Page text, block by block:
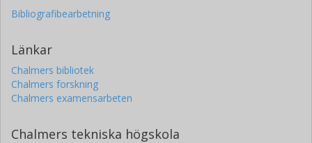
Bibliografibearbetning
Länkar
Chalmers bibliotek
Chalmers forskning
Chalmers examensarbeten
Chalmers tekniska högskola